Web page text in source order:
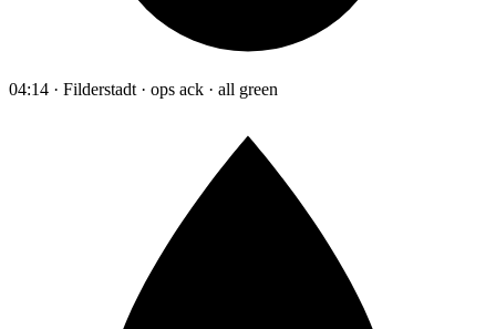
04:14 · Filderstadt · ops ack · all green